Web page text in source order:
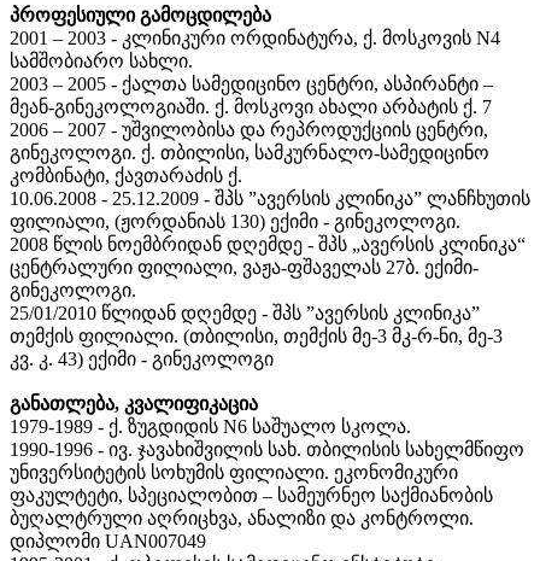
პროფესიული გამოცდილება
2001 – 2003 - კლინიკური ორდინატურა, ქ. მოსკოვის N4
სამშობიარო სახლი.
2003 – 2005 - ქალთა სამედიცინო ცენტრი, ასპირანტი –
მეან-გინეკოლოგიაში. ქ. მოსკოვი ახალი არბატის ქ. 7
2006 – 2007 - უშვილობისა და რეპროდუქციის ცენტრი,
გინეკოლოგი. ქ. თბილისი, სამკურნალო-სამედიცინო
კომბინატი, ქავთარაძის ქ.
10.06.2008 - 25.12.2009 - შპს ”ავერსის კლინიკა” ლანჩხუთის
ფილიალი, (ჟორდანიას 130) ექიმი - გინეკოლოგი.
2008 წლის ნოემბრიდან დღემდე - შპს „ავერსის კლინიკა“
ცენტრალური ფილიალი, ვაჟა-ფშაველას 27ბ. ექიმი-
გინეკოლოგი.
25/01/2010 წლიდან დღემდე - შპს ”ავერსის კლინიკა”
თემქის ფილიალი. (თბილისი, თემქის მე-3 მკ-რ-ნი, მე-3
კვ. კ. 43) ექიმი - გინეკოლოგი
განათლება, კვალიფიკაცია
1979-1989 - ქ. ზუგდიდის N6 საშუალო სკოლა.
1990-1996 - ივ. ჯავახიშვილის სახ. თბილისის სახელმწიფო
უნივერსიტეტის სოხუმის ფილიალი. ეკონომიკური
ფაკულტეტი, სპეციალობით – სამეურნეო საქმიანობის
ბუღალტრული აღრიცხვა, ანალიზი და კონტროლი.
დიპლომი UAN007049